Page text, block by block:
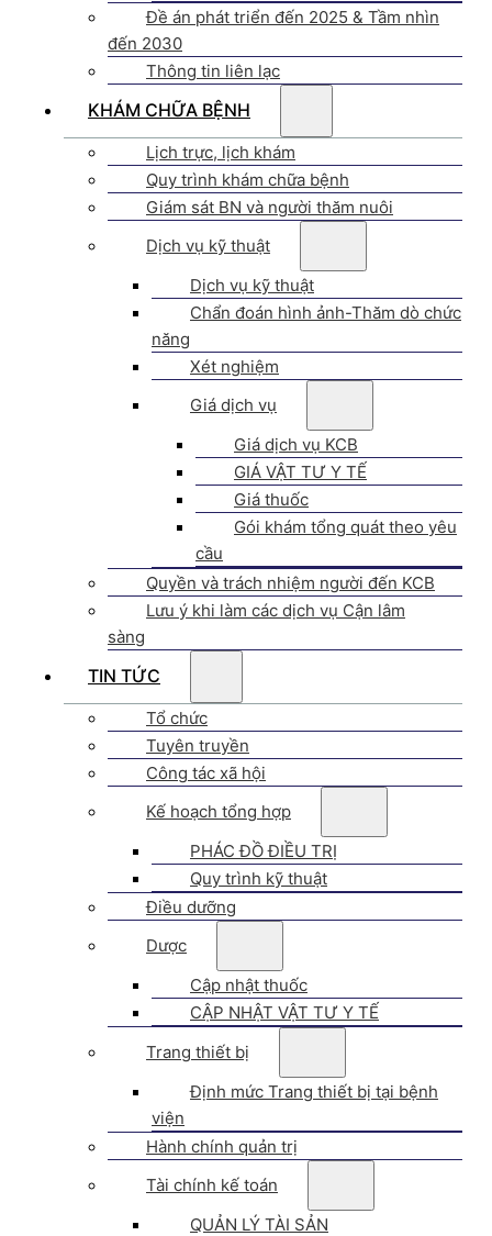
Đề án phát triển đến 2025 & Tầm nhìn
đến 2030
Thông tin liên lạc
KHÁM CHỮA BỆNH
Lịch trực, lịch khám
Quy trình khám chữa bệnh
Giám sát BN và người thăm nuôi
Dịch vụ kỹ thuật
Dịch vụ kỹ thuật
Chẩn đoán hình ảnh-Thăm dò chức
năng
Xét nghiệm
Giá dịch vụ
Giá dịch vụ KCB
GIÁ VẬT TƯ Y TẾ
Giá thuốc
Gói khám tổng quát theo yêu
cầu
Quyền và trách nhiệm người đến KCB
Lưu ý khi làm các dịch vụ Cận lâm
sàng
TIN TỨC
Tổ chức
Tuyên truyền
Công tác xã hội
Kế hoạch tổng hợp
PHÁC ĐỒ ĐIỀU TRỊ
Quy trình kỹ thuật
Điều dưỡng
Dược
Cập nhật thuốc
CẬP NHẬT VẬT TƯ Y TẾ
Trang thiết bị
Định mức Trang thiết bị tại bệnh
viện
Hành chính quản trị
Tài chính kế toán
QUẢN LÝ TÀI SẢN